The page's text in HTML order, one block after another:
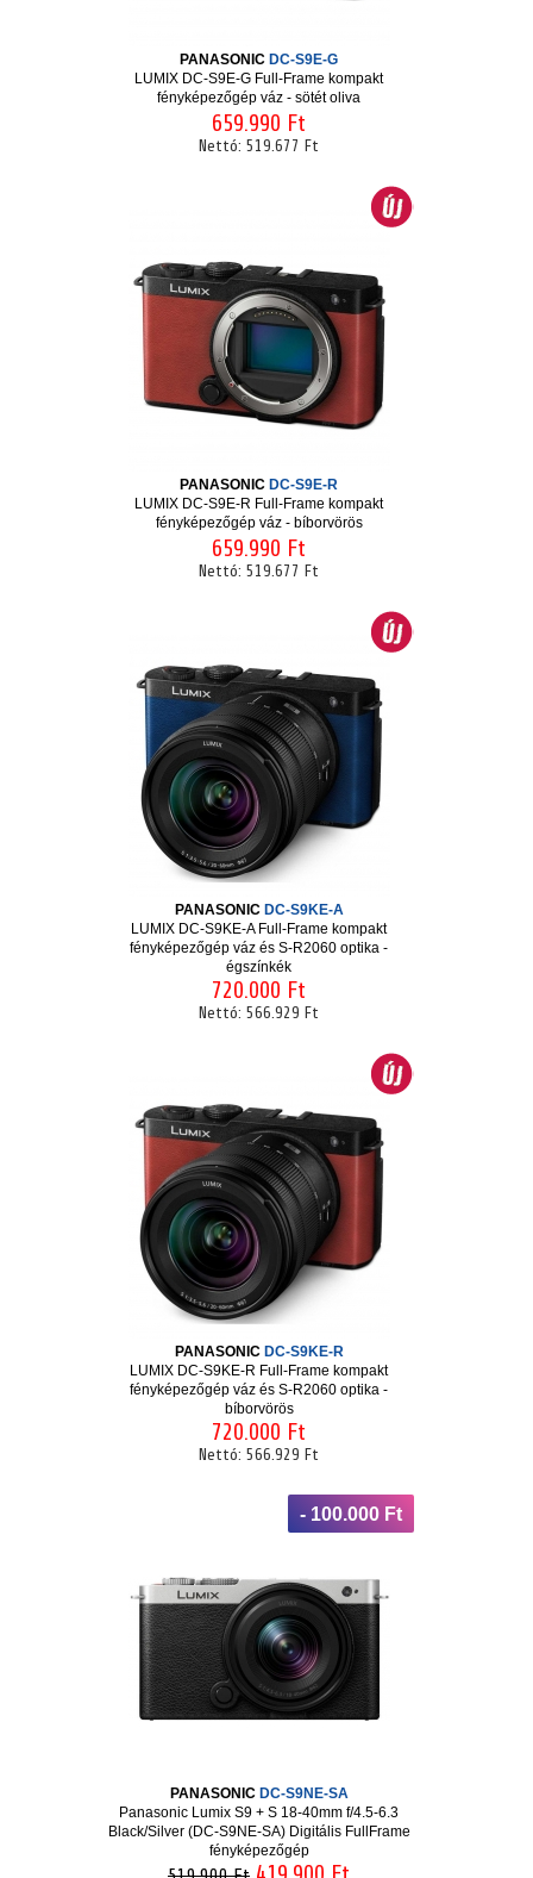
PANASONIC DC-S9E-G
LUMIX DC-S9E-G Full-Frame kompakt
fényképezőgép váz - sötét oliva
659.990 Ft
Nettó: 519.677 Ft
PANASONIC DC-S9E-R
LUMIX DC-S9E-R Full-Frame kompakt
fényképezőgép váz - bíborvörös
659.990 Ft
Nettó: 519.677 Ft
PANASONIC DC-S9KE-A
LUMIX DC-S9KE-A Full-Frame kompakt
fényképezőgép váz és S-R2060 optika -
égszínkék
720.000 Ft
Nettó: 566.929 Ft
PANASONIC DC-S9KE-R
LUMIX DC-S9KE-R Full-Frame kompakt
fényképezőgép váz és S-R2060 optika -
bíborvörös
720.000 Ft
Nettó: 566.929 Ft
- 100.000 Ft
PANASONIC DC-S9NE-SA
Panasonic Lumix S9 + S 18-40mm f/4.5-6.3
Black/Silver (DC-S9NE-SA) Digitális FullFrame
fényképezőgép